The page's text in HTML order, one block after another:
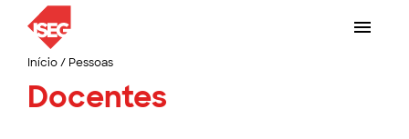
Início/ Pessoas
Docentes